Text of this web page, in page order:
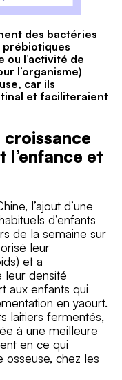
des bactéries
ou l’activité de
l’organisme)
car ils
et faciliteraient
croissance
l’enfance et
l’ajout d’une
d’enfants
de la semaine sur
leur
et a
leur densité
aux enfants qui
en yaourt.
laitiers fermentés,
à une meilleure
en ce qui
osseuse, chez les